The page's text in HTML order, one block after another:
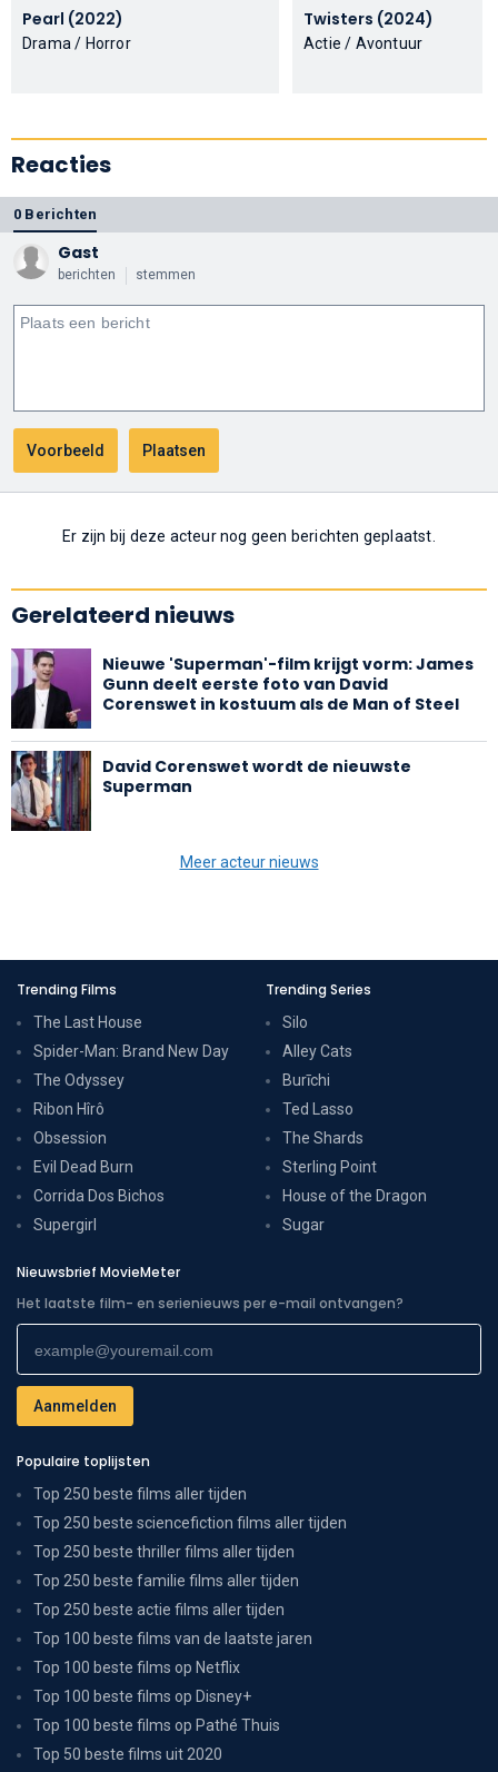
Pearl (2022)
Drama / Horror
Twisters (2024)
Actie / Avontuur
Reacties
0 Berichten
Gast
berichten stemmen
Er zijn bij deze acteur nog geen berichten geplaatst.
Gerelateerd nieuws
Nieuwe 'Superman'-film krijgt vorm: James
Gunn deelt eerste foto van David
Corenswet in kostuum als de Man of Steel
David Corenswet wordt de nieuwste
Superman
Meer acteur nieuws
Trending Films
The Last House
Spider-Man: Brand New Day
The Odyssey
Ribon Hîrô
Obsession
Evil Dead Burn
Corrida Dos Bichos
Supergirl
Trending Series
Silo
Alley Cats
Burīchi
Ted Lasso
The Shards
Sterling Point
House of the Dragon
Sugar
Nieuwsbrief MovieMeter
Het laatste film- en serienieuws per e-mail ontvangen?
Populaire toplijsten
Top 250 beste films aller tijden
Top 250 beste sciencefiction films aller tijden
Top 250 beste thriller films aller tijden
Top 250 beste familie films aller tijden
Top 250 beste actie films aller tijden
Top 100 beste films van de laatste jaren
Top 100 beste films op Netflix
Top 100 beste films op Disney+
Top 100 beste films op Pathé Thuis
Top 50 beste films uit 2020